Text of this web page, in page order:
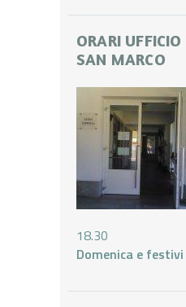
ORARI UFFICIO
SAN MARCO
18.30
Domenica e